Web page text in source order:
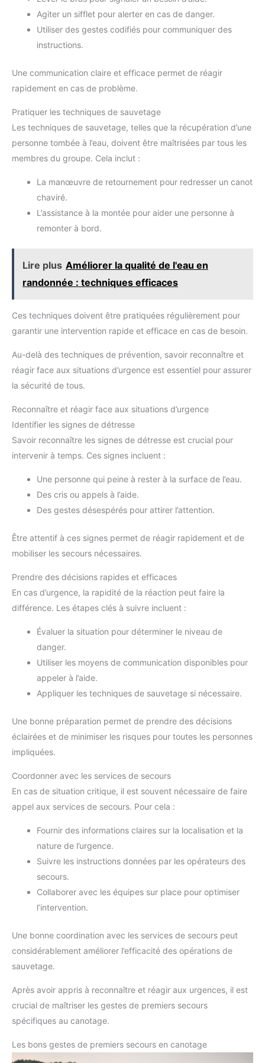
Agiter un sifflet pour alerter en cas de danger.
Utiliser des gestes codifiés pour communiquer des
instructions.
Une communication claire et efficace permet de réagir
rapidement en cas de problème.
Pratiquer les techniques de sauvetage
Les techniques de sauvetage, telles que la récupération d’une
personne tombée à l’eau, doivent être maîtrisées par tous les
membres du groupe. Cela inclut :
La manœuvre de retournement pour redresser un canot
chaviré.
L’assistance à la montée pour aider une personne à
remonter à bord.
Lire plus Améliorer la qualité de l'eau en
randonnée : techniques efficaces
Ces techniques doivent être pratiquées régulièrement pour
garantir une intervention rapide et efficace en cas de besoin.
Au-delà des techniques de prévention, savoir reconnaître et
réagir face aux situations d’urgence est essentiel pour assurer
la sécurité de tous.
Reconnaître et réagir face aux situations d’urgence
Identifier les signes de détresse
Savoir reconnaître les signes de détresse est crucial pour
intervenir à temps. Ces signes incluent :
Une personne qui peine à rester à la surface de l’eau.
Des cris ou appels à l’aide.
Des gestes désespérés pour attirer l’attention.
Être attentif à ces signes permet de réagir rapidement et de
mobiliser les secours nécessaires.
Prendre des décisions rapides et efficaces
En cas d’urgence, la rapidité de la réaction peut faire la
différence. Les étapes clés à suivre incluent :
Évaluer la situation pour déterminer le niveau de
danger.
Utiliser les moyens de communication disponibles pour
appeler à l’aide.
Appliquer les techniques de sauvetage si nécessaire.
Une bonne préparation permet de prendre des décisions
éclairées et de minimiser les risques pour toutes les personnes
impliquées.
Coordonner avec les services de secours
En cas de situation critique, il est souvent nécessaire de faire
appel aux services de secours. Pour cela :
Fournir des informations claires sur la localisation et la
nature de l’urgence.
Suivre les instructions données par les opérateurs des
secours.
Collaborer avec les équipes sur place pour optimiser
l’intervention.
Une bonne coordination avec les services de secours peut
considérablement améliorer l’efficacité des opérations de
sauvetage.
Après avoir appris à reconnaître et réagir aux urgences, il est
crucial de maîtriser les gestes de premiers secours
spécifiques au canotage.
Les bons gestes de premiers secours en canotage